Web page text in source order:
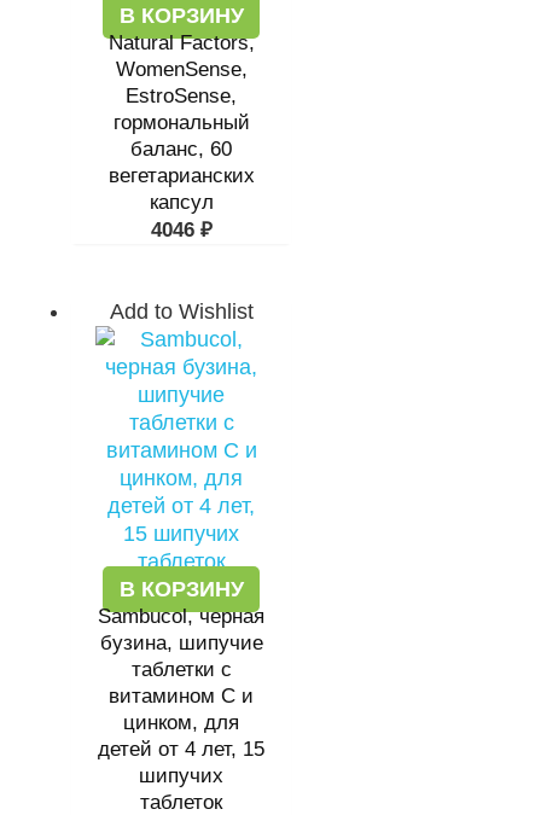
В КОРЗИНУ
Natural Factors,
WomenSense,
EstroSense,
гормональный
баланс, 60
вегетарианских
капсул
4046 ₽
Add to Wishlist
В КОРЗИНУ
Sambucol, черная
бузина, шипучие
таблетки с
витамином C и
цинком, для
детей от 4 лет, 15
шипучих
таблеток